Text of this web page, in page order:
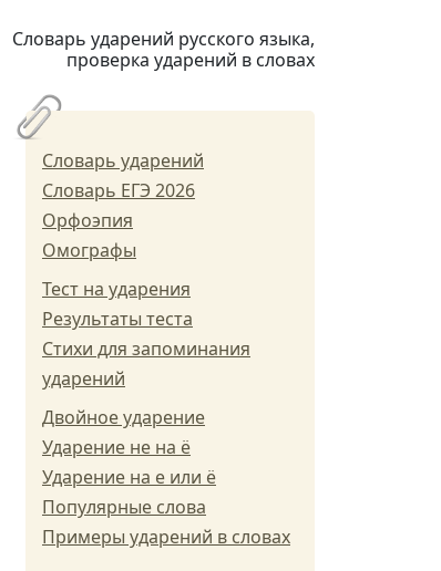
Словарь ударений русского языка,
проверка ударений в словах
Словарь ударений
Словарь ЕГЭ 2026
Орфоэпия
Омографы
Тест на ударения
Результаты теста
Стихи для запоминания
ударений
Двойное ударение
Ударение не на ё
Ударение на е или ё
Популярные слова
Примеры ударений в словах